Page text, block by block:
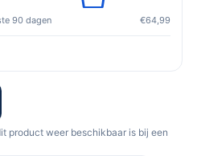
90 dagen €64,99
product weer beschikbaar is bij een